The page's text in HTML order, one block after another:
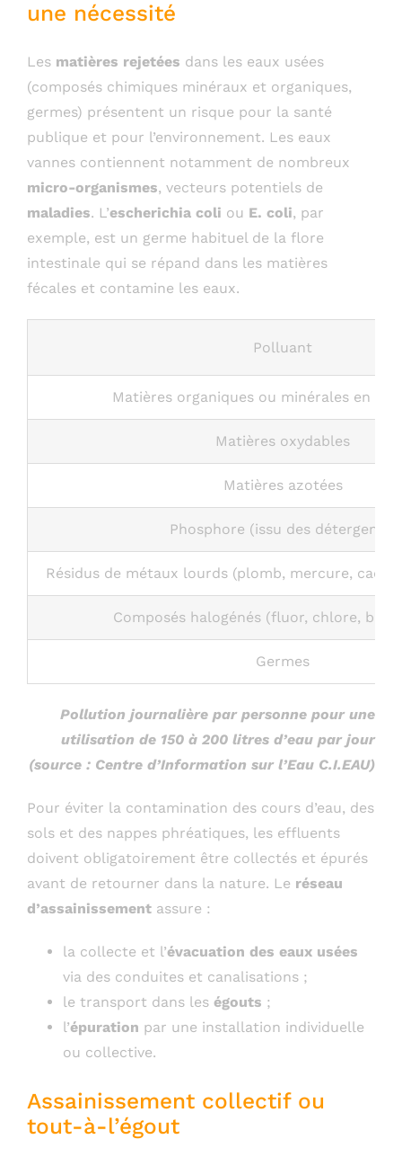
une nécessité
Les matières rejetées dans les eaux usées
(composés chimiques minéraux et organiques,
germes) présentent un risque pour la santé
publique et pour l’environnement. Les eaux
vannes contiennent notamment de nombreux
micro-organismes, vecteurs potentiels de
maladies. L’escherichia coli ou E. coli, par
exemple, est un germe habituel de la flore
intestinale qui se répand dans les matières
fécales et contamine les eaux.
Polluant
Matières organiques ou minérales en
Matières oxydables
Matières azotées
Phosphore (issu des détergents)
Résidus de métaux lourds (plomb, mercure,
Composés halogénés (fluor, chlore,
Germes
Pollution journalière par personne pour une
utilisation de 150 à 200 litres d’eau par jour
(source : Centre d’Information sur l’Eau C.I.EAU)
Pour éviter la contamination des cours d’eau, des
sols et des nappes phréatiques, les effluents
doivent obligatoirement être collectés et épurés
avant de retourner dans la nature. Le réseau
d’assainissement assure :
la collecte et l’évacuation des eaux usées
via des conduites et canalisations ;
le transport dans les égouts ;
l’épuration par une installation individuelle
ou collective.
Assainissement collectif ou
tout-à-l’égout